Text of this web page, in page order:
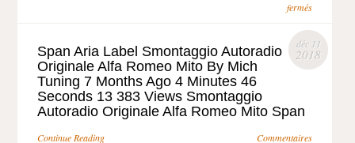
fermés
déc 11
2018
Span Aria Label Smontaggio Autoradio
Originale Alfa Romeo Mito By Mich
Tuning 7 Months Ago 4 Minutes 46
Seconds 13 383 Views Smontaggio
Autoradio Originale Alfa Romeo Mito Span
Continue Reading
Commentaires